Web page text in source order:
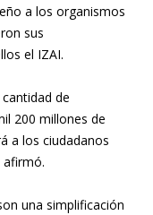
a los organismos
sus
el IZAI.
de
200 millones de
a los ciudadanos
afirmó.
una simplificación